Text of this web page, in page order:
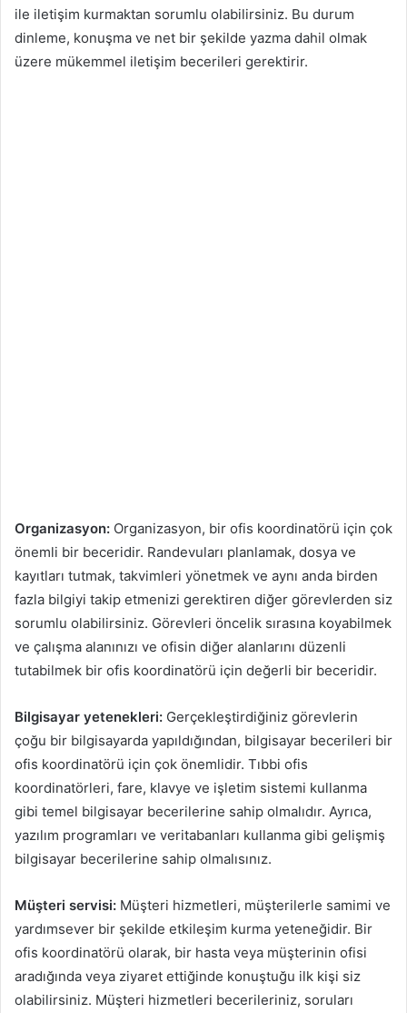
ile iletişim kurmaktan sorumlu olabilirsiniz. Bu durum
dinleme, konuşma ve net bir şekilde yazma dahil olmak
üzere mükemmel iletişim becerileri gerektirir.
Organizasyon: Organizasyon, bir ofis koordinatörü için çok
önemli bir beceridir. Randevuları planlamak, dosya ve
kayıtları tutmak, takvimleri yönetmek ve aynı anda birden
fazla bilgiyi takip etmenizi gerektiren diğer görevlerden siz
sorumlu olabilirsiniz. Görevleri öncelik sırasına koyabilmek
ve çalışma alanınızı ve ofisin diğer alanlarını düzenli
tutabilmek bir ofis koordinatörü için değerli bir beceridir.
Bilgisayar yetenekleri: Gerçekleştirdiğiniz görevlerin
çoğu bir bilgisayarda yapıldığından, bilgisayar becerileri bir
ofis koordinatörü için çok önemlidir. Tıbbi ofis
koordinatörleri, fare, klavye ve işletim sistemi kullanma
gibi temel bilgisayar becerilerine sahip olmalıdır. Ayrıca,
yazılım programları ve veritabanları kullanma gibi gelişmiş
bilgisayar becerilerine sahip olmalısınız.
Müşteri servisi: Müşteri hizmetleri, müşterilerle samimi ve
yardımsever bir şekilde etkileşim kurma yeteneğidir. Bir
ofis koordinatörü olarak, bir hasta veya müşterinin ofisi
aradığında veya ziyaret ettiğinde konuştuğu ilk kişi siz
olabilirsiniz. Müşteri hizmetleri becerileriniz, soruları